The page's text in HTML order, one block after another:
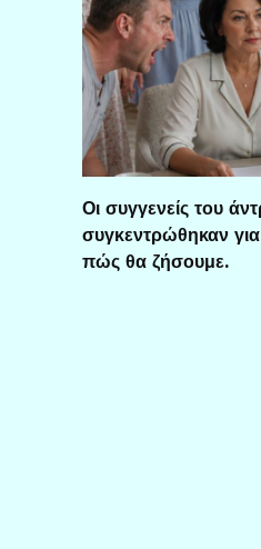
Οι συγγενείς του
συγκεντρώθηκαν
πώς θα ζήσουμε.